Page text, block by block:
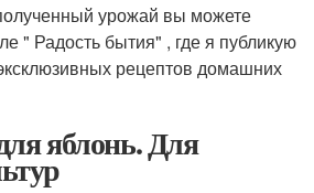
урожай вы можете
" Радость бытия" , где я публикую
рецептов домашних
яблонь. Для